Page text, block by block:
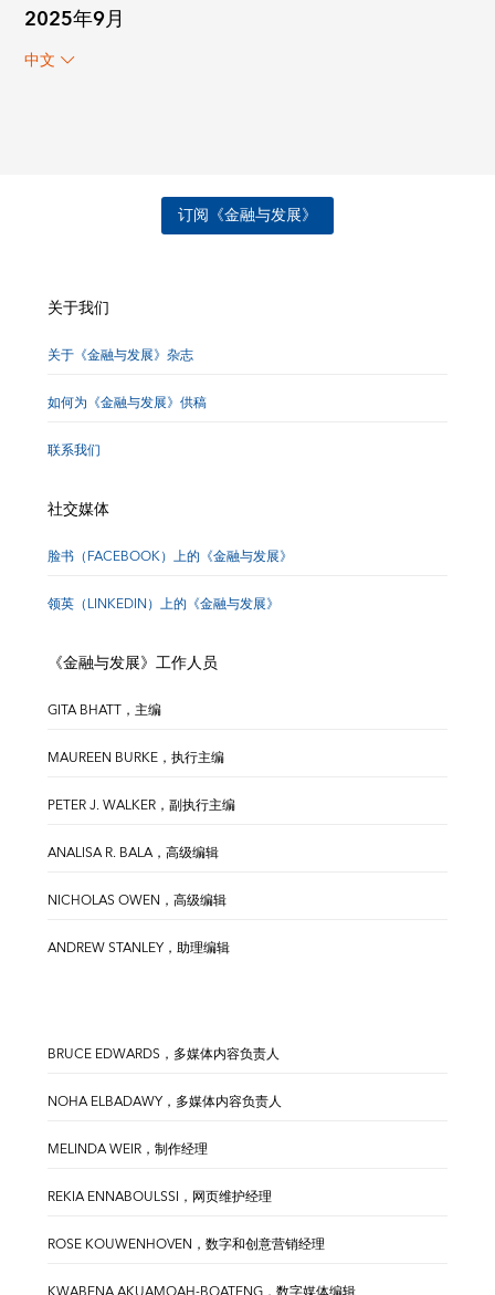
2025年9月
中文
订阅《金融与发展》
关于我们
关于《金融与发展》杂志
如何为《金融与发展》供稿
联系我们
社交媒体
脸书（FACEBOOK）上的《金融与发展》
领英（LINKEDIN）上的《金融与发展》
《金融与发展》工作人员
GITA BHATT，主编
MAUREEN BURKE，执行主编
PETER J. WALKER，副执行主编
ANALISA R. BALA，高级编辑
NICHOLAS OWEN，高级编辑
ANDREW STANLEY，助理编辑
BRUCE EDWARDS，多媒体内容负责人
NOHA ELBADAWY，多媒体内容负责人
MELINDA WEIR，制作经理
REKIA ENNABOULSSI，网页维护经理
ROSE KOUWENHOVEN，数字和创意营销经理